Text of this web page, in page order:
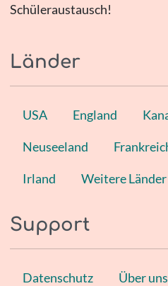
Schüleraustausch!
Länder
USA England
Neuseeland
Irland Weitere Länder
Support
Datenschutz Über uns